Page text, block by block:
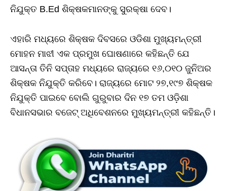
ନିଯୁକ୍ତ B.Ed ଶିକ୍ଷକମାନଙ୍କୁ ସୁରକ୍ଷା ଦେବ।
ଏହାରି ମଧ୍ୟରେ ଶିକ୍ଷକ ଦିବସରେ ଓଡିଶା ମୁଖ୍ୟମନ୍ତ୍ରୀ
ମୋହନ ମାଝୀ ଏକ ପ୍ରମୁଖ ଘୋଷଣାରେ କହିଛନ୍ତି ଯେ
ଆସନ୍ତା ତିନି ସପ୍ତାହ ମଧ୍ୟରେ ରାଜ୍ୟରେ ୧୬,୦୧୦ ଜୁନିଅର
ଶିକ୍ଷକ ନିଯୁକ୍ତି କରିବେ। ରାଜ୍ୟରେ ମୋଟ ୨୭,୧୯୭ ଶିକ୍ଷକ
ନିଯୁକ୍ତି ପାଇବେ ବୋଲି ଗୁରୁବାର ଦିନ ୧୭ ତମ ଓଡ଼ିଶା
ବିଧାନସଭାର ବଜେଟ୍ ଅଧିବେଶନରେ ମୁଖ୍ୟମନ୍ତ୍ରୀ କହିଛନ୍ତି।